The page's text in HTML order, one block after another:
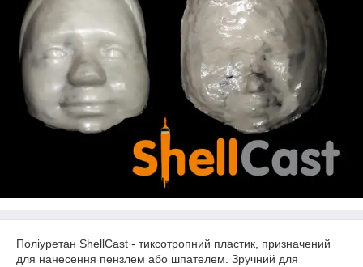
Поліуретан ShellCast - тиксотропний пластик, призначений
для нанесення пензлем або шпателем. Зручний для